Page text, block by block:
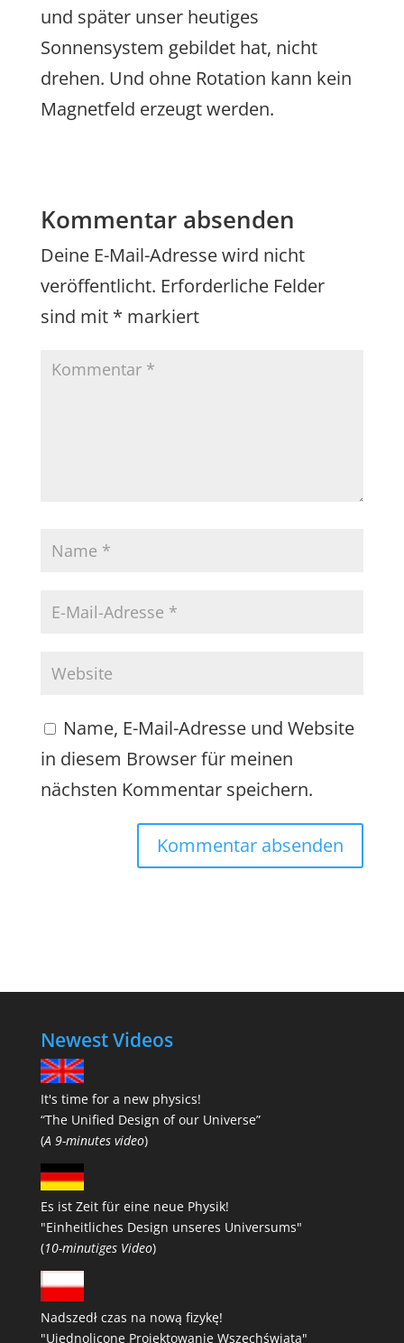
und später unser heutiges
Sonnensystem gebildet hat, nicht
drehen. Und ohne Rotation kann kein
Magnetfeld erzeugt werden.
Kommentar absenden
Deine E-Mail-Adresse wird nicht
veröffentlicht. Erforderliche Felder
sind mit * markiert
Name, E-Mail-Adresse und Website
in diesem Browser für meinen
nächsten Kommentar speichern.
Newest Videos
It's time for a new physics!
“The Unified Design of our Universe”
(A 9-minutes video)
Es ist Zeit für eine neue Physik!
"Einheitliches Design unseres Universums"
(10-minutiges Video)
Nadszedł czas na nową fizykę!
"Ujednolicone Projektowanie Wszechświata"